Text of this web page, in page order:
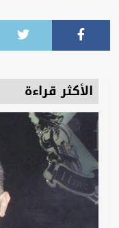
الأكثر قراءة